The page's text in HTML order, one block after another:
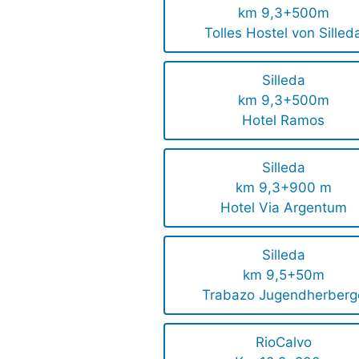
km 9,3+500m
Tolles Hostel von
Silleda
km 9,3+500m
Hotel Ramos
Silleda
km 9,3+900 m
Hotel Via Argentum
Silleda
km 9,5+50m
Trabazo
RioCalvo